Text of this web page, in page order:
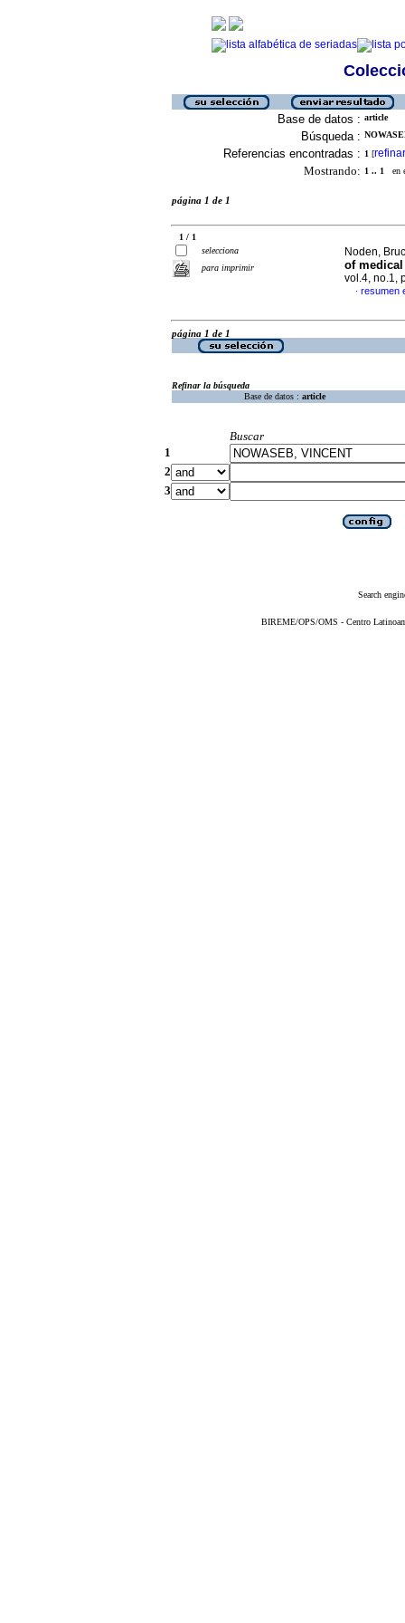
Base de datos : article
Búsqueda :
Referencias encontradas : 1 [refinar
Mostrando: 1 .. 1 en
página 1 de 1
1 / 1
selecciona
para imprimir
Noden,
of
vol.4, no.1,
· resumen
página 1 de 1
Refinar la búsqueda
Base de datos : article
Buscar
1
2
3
Search
BIREME/OPS/OMS - Centro